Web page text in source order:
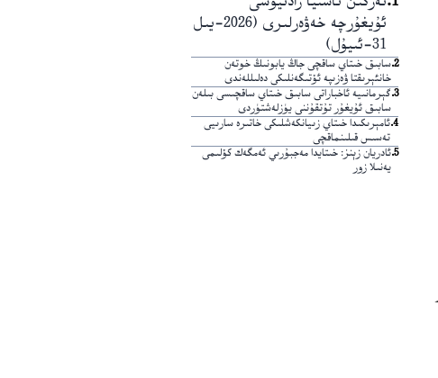
ئۇيغۇرچە خەۋەرلىرى (2026-يىل
31-ئىيۇل)
2
.سابىق خىتاي ساقچى جاڭ يابونىڭ خوتەن
خانئېرىقتا ۋەزىپە ئۆتىگەنلىكى دەلىللەندى
3
.گېرمانىيە ئاخباراتى سابىق خىتاي ساقچىسى بىلەن
سابىق ئۇيغۇر تۇتقۇننى يۈزلەشتۈردى
4
.ئامېرىكىدا خىتاي زىيانكەشلىكى خاتىرە سارىيى
تەسىس قىلىنماقچى
5
.ئادريان زېنز: خىتايدا مەجبۇرىي ئەمگەك كۆلىمى
يەنىلا زور